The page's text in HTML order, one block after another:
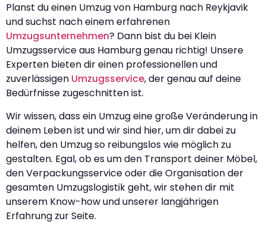
Planst du einen Umzug von Hamburg nach Reykjavik
und suchst nach einem erfahrenen
Umzugsunternehmen? Dann bist du bei Klein
Umzugsservice aus Hamburg genau richtig! Unsere
Experten bieten dir einen professionellen und
zuverlässigen Umzugsservice, der genau auf deine
Bedürfnisse zugeschnitten ist.
Wir wissen, dass ein Umzug eine große Veränderung in
deinem Leben ist und wir sind hier, um dir dabei zu
helfen, den Umzug so reibungslos wie möglich zu
gestalten. Egal, ob es um den Transport deiner Möbel,
den Verpackungsservice oder die Organisation der
gesamten Umzugslogistik geht, wir stehen dir mit
unserem Know-how und unserer langjährigen
Erfahrung zur Seite.